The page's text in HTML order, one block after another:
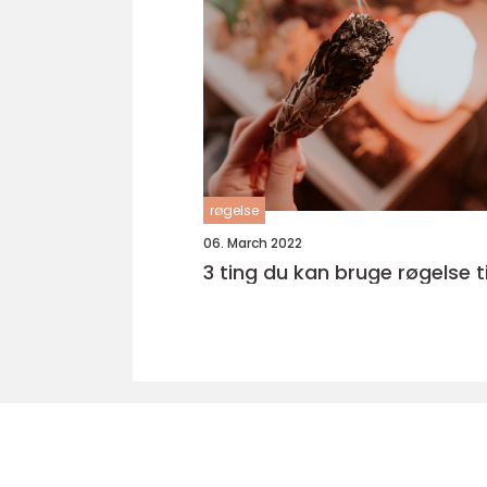
røgelse
06. March 2022
3 ting du kan bruge røgelse